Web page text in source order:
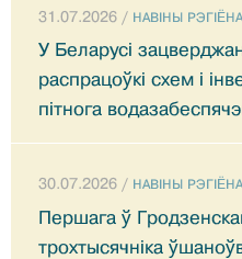
31.07.2026 / НАВIНЫ РЭГIЁНА
У Беларусі
распрацоўкі схем і
пітнога
30.07.2026 / НАВIНЫ РЭГIЁНА
Першага ў
трохтысячніка